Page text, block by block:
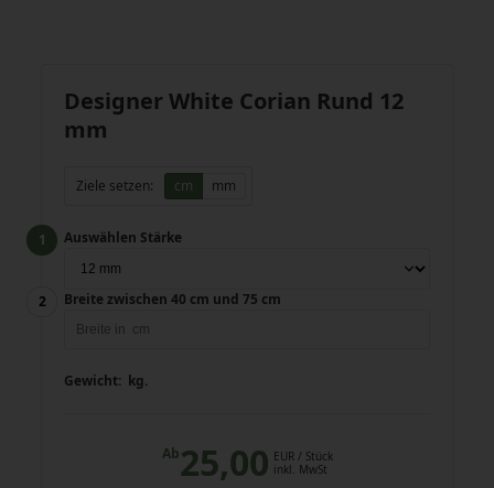
Designer White Corian Rund 12
mm
Ziele setzen: cm mm
Auswählen Stärke
Breite zwischen 40 cm und 75 cm
Gewicht: kg.
Ab25,00 EUR/ Stück
inkl. MwSt